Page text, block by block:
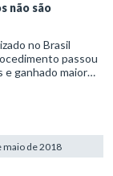
não são
no Brasil
passou
ganhado maior
maio de 2018